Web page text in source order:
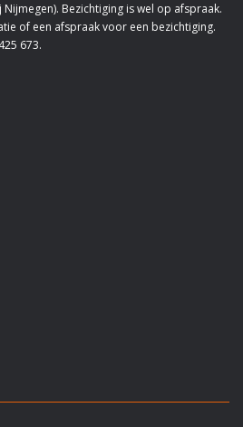
Bezichtiging is wel op afspraak.
of een afspraak voor een bezichtiging.
673.